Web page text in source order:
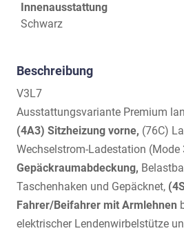
Innenausstattung
Schwarz
Beschreibung
V3L7
Ausstattungsvariante Premium
(4A3) Sitzheizung vorne, (76C)
Wechselstrom-Ladestation (Mode
Gepäckraumabdeckung,
Taschenhaken und Gepäcknet,
Fahrer/Beifahrer mit Armlehnen
elektrischer Lendenwirbelstütze